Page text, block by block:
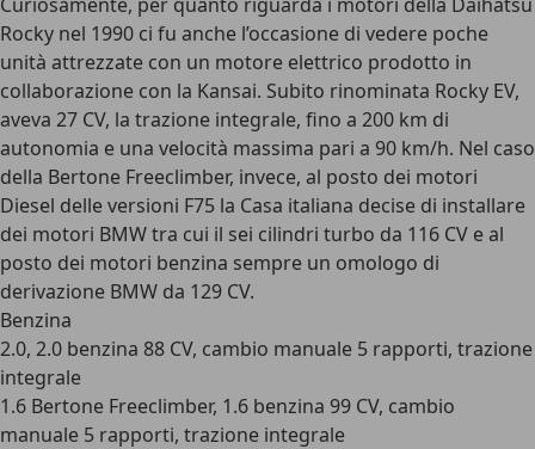
Rocky nel 1990 ci fu anche l’occasione di vedere poche
unità attrezzate con un motore elettrico prodotto in
collaborazione con la Kansai. Subito rinominata Rocky EV,
aveva 27 CV, la trazione integrale, fino a 200 km di
autonomia e una velocità massima pari a 90 km/h. Nel caso
della Bertone Freeclimber, invece, al posto dei motori
Diesel delle versioni F75 la Casa italiana decise di installare
dei motori BMW tra cui il sei cilindri turbo da 116 CV e al
posto dei motori benzina sempre un omologo di
derivazione BMW da 129 CV.
Benzina
2.0, 2.0 benzina 88 CV, cambio manuale 5 rapporti, trazione
integrale
1.6 Bertone Freeclimber, 1.6 benzina 99 CV, cambio
manuale 5 rapporti, trazione integrale